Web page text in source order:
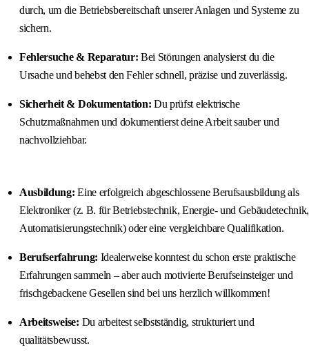
durch, um die Betriebsbereitschaft unserer Anlagen und Systeme zu
sichern.
Fehlersuche & Reparatur: Bei Störungen analysierst du die
Ursache und behebst den Fehler schnell, präzise und zuverlässig.
Sicherheit & Dokumentation: Du prüfst elektrische
Schutzmaßnahmen und dokumentierst deine Arbeit sauber und
nachvollziehbar.
Ausbildung: Eine erfolgreich abgeschlossene Berufsausbildung als
Elektroniker (z. B. für Betriebstechnik, Energie- und Gebäudetechnik,
Automatisierungstechnik) oder eine vergleichbare Qualifikation.
Berufserfahrung: Idealerweise konntest du schon erste praktische
Erfahrungen sammeln – aber auch motivierte Berufseinsteiger und
frischgebackene Gesellen sind bei uns herzlich willkommen!
Arbeitsweise: Du arbeitest selbstständig, strukturiert und
qualitätsbewusst.